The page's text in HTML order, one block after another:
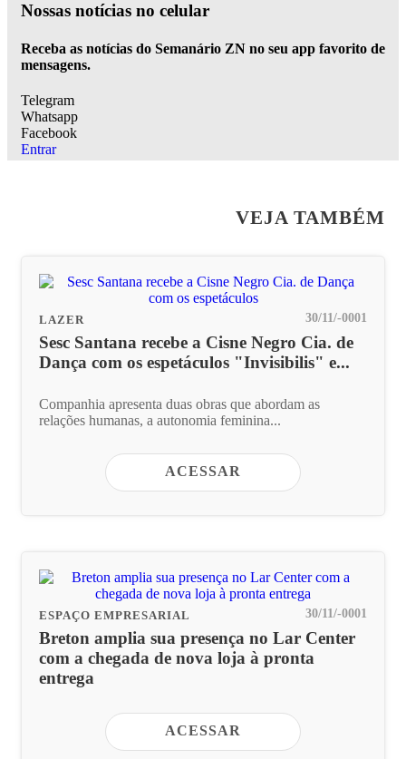
Nossas notícias no celular
Receba as notícias do Semanário ZN no seu app favorito de
mensagens.
Telegram
Whatsapp
Facebook
Entrar
VEJA TAMBÉM
LAZER 30/11/-0001
Sesc Santana recebe a Cisne Negro Cia. de
Dança com os espetáculos "Invisibilis" e...
Companhia apresenta duas obras que abordam as
relações humanas, a autonomia feminina...
ACESSAR
ESPAÇO EMPRESARIAL 30/11/-0001
Breton amplia sua presença no Lar Center
com a chegada de nova loja à pronta
entrega
ACESSAR